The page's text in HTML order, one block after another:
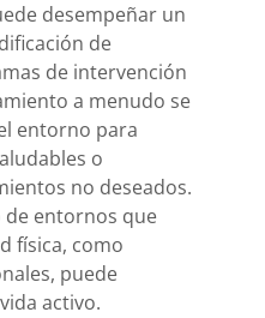
desempeñar un
de
de intervención
a menudo se
entorno para
o
no deseados.
de entornos que
física, como
puede
activo.